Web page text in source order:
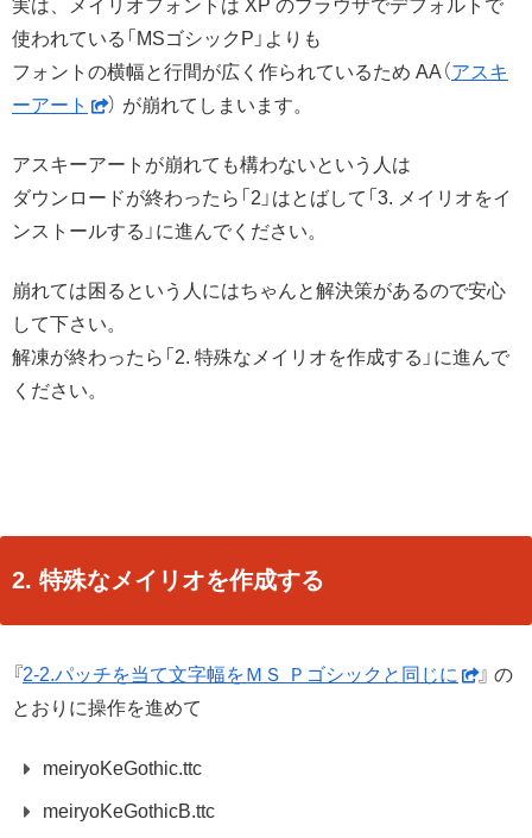
実は、メイリオフォントは XP のブラウザでデフォルトで
使われている「MSゴシックP」よりも
フォントの横幅と行間が広く作られているため AA（アスキ
ーアート
） が崩れてしまいます。
アスキーアートが崩れても構わないという人は
ダウンロードが終わったら「2」はとばして「3. メイリオをイ
ンストールする」に進んでください。
崩れては困るという人にはちゃんと解決策があるので安心
して下さい。
解凍が終わったら「2. 特殊なメイリオを作成する」に進んで
ください。
2. 特殊なメイリオを作成する
『2-2.パッチを当て文字幅をＭＳ Ｐゴシックと同じに
』 の
とおりに操作を進めて
meiryoKeGothic.ttc
meiryoKeGothicB.ttc